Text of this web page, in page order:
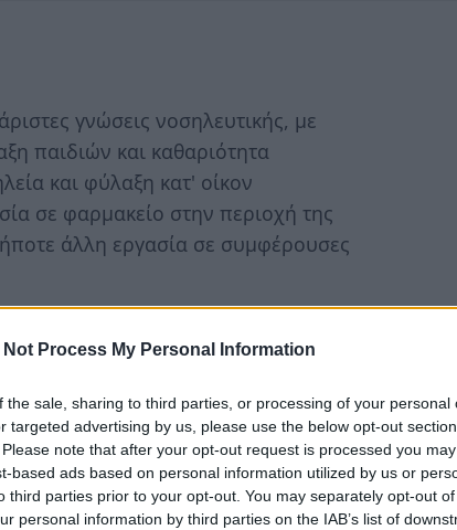
Not Process My Personal Information
the sale, sharing to third parties, or processing of your personal
targeted advertising by us, please use the below opt-out
note that after your opt-out request is processed you may
based ads based on personal information utilized by us or
third parties prior to your opt-out. You may separately opt-out
personal information by third parties on the IAB’s list of
γνώσεις νοσηλευτικής, με
παιδιών και καθαριότητα
και φύλαξη κατ' οίκον
σε φαρμακείο στην περιοχή της
άλλη εργασία σε συμφέρουσες